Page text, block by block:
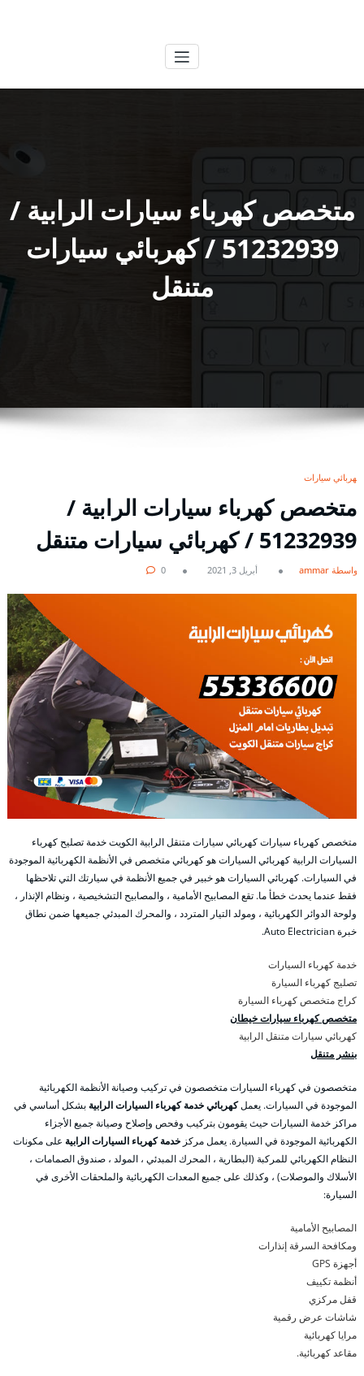
متخصص كهرباء سيارات الرابية /
51232939‬ / كهربائي سيارات
متنقل
كهربائي سيارات
متخصص كهرباء سيارات الرابية /
51232939‬ / كهربائي سيارات متنقل
بواسطة ammar أبريل 3, 2021 0
متخصص كهرباء سيارات كهربائي سيارات متنقل الرابية الكويت خدمة تصليح كهرباء
السيارات الرابية كهربائي السيارات هو كهربائي متخصص في الأنظمة الكهربائية الموجودة
في السيارات. كهربائي السيارات هو خبير في جميع الأنظمة في سيارتك التي تلاحظها
فقط عندما يحدث خطأ ما. تقع المصابيح الأمامية ، والمصابيح التشخيصية ، ونظام الإنذار ،
ولوحة الدوائر الكهربائية ، ومولد التيار المتردد ، والمحرك المبدئي جميعها ضمن نطاق
خبرة Auto Electrician.
خدمة كهرباء السيارات
تصليج كهرباء السيارة
كراج متخصص كهرباء السيارة
متخصص كهرباء سيارات خيطان
كهربائي سيارات متنقل الرابية
بنشر متنقل
متخصصون في كهرباء السيارات متخصصون في تركيب وصيانة الأنظمة الكهربائية
الموجودة في السيارات. يعملكهربائي خدمة كهرباء السيارات الرابية بشكل أساسي في
مراكز خدمة السيارات حيث يقومون بتركيب وفحص وإصلاح وصيانة جميع الأجزاء
الكهربائية الموجودة في السيارة. يعمل مركز خدمة كهرباء السيارات الرابية على مكونات
النظام الكهربائي للمركبة (البطارية ، المحرك المبدئي ، المولد ، صندوق الصمامات ،
الأسلاك والموصلات) ، وكذلك على جميع المعدات الكهربائية والملحقات الأخرى في
السيارة:
المصابيح الأمامية
ومكافحة السرقة إنذارات
أجهزة GPS
أنظمة تكييف
قفل مركزي
شاشات عرض رقمية
مرايا كهربائية
مقاعد كهربائية.